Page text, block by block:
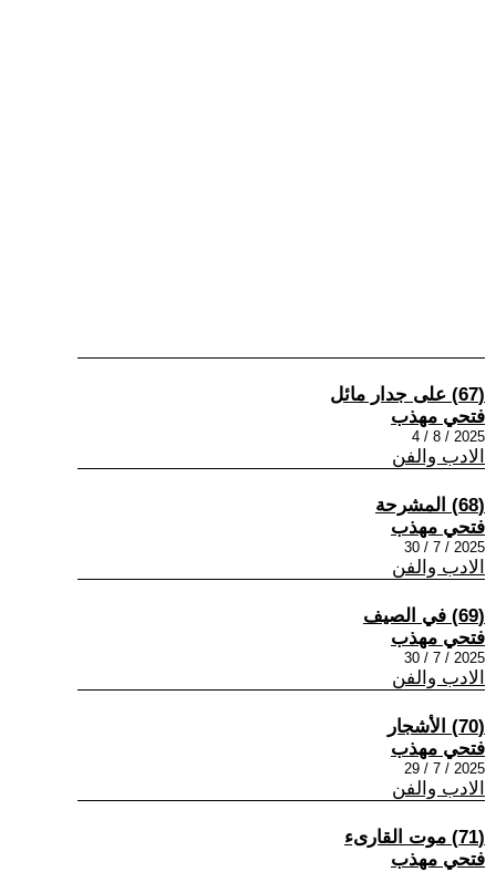
(67) على جدار مائل
فتحي مهذب
2025 / 8 / 4
الادب والفن
(68) المشرحة
فتحي مهذب
2025 / 7 / 30
الادب والفن
(69) في الصيف
فتحي مهذب
2025 / 7 / 30
الادب والفن
(70) الأشجار
فتحي مهذب
2025 / 7 / 29
الادب والفن
(71) موت القارىء
فتحي مهذب